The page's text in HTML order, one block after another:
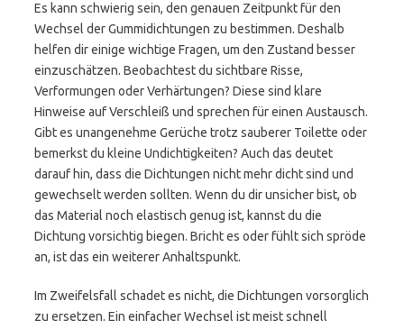
Es kann schwierig sein, den genauen Zeitpunkt für den
Wechsel der Gummidichtungen zu bestimmen. Deshalb
helfen dir einige wichtige Fragen, um den Zustand besser
einzuschätzen. Beobachtest du sichtbare Risse,
Verformungen oder Verhärtungen? Diese sind klare
Hinweise auf Verschleiß und sprechen für einen Austausch.
Gibt es unangenehme Gerüche trotz sauberer Toilette oder
bemerkst du kleine Undichtigkeiten? Auch das deutet
darauf hin, dass die Dichtungen nicht mehr dicht sind und
gewechselt werden sollten. Wenn du dir unsicher bist, ob
das Material noch elastisch genug ist, kannst du die
Dichtung vorsichtig biegen. Bricht es oder fühlt sich spröde
an, ist das ein weiterer Anhaltspunkt.
Im Zweifelsfall schadet es nicht, die Dichtungen vorsorglich
zu ersetzen. Ein einfacher Wechsel ist meist schnell